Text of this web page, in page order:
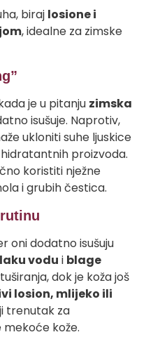
biraj losione i
, idealne za zimske
je u pitanju zimska
isušuje. Naprotiv,
ukloniti suhe ljuskice
proizvoda.
koristiti nježne
i grubih čestica.
oni dodatno isušuju
vodu i blage
dok je koža još
losion, mlijeko ili
trenutak za
kože.